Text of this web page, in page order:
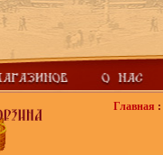
Главная :